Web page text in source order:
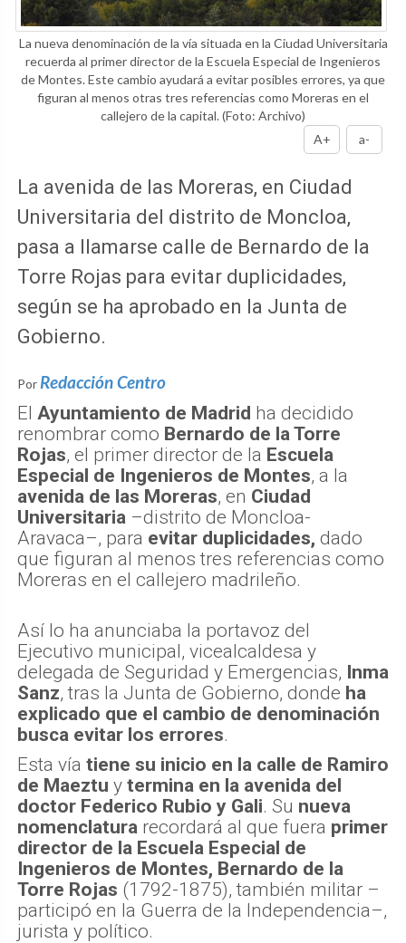
La nueva denominación de la vía situada en la Ciudad Universitaria
recuerda al primer director de la Escuela Especial de Ingenieros
de Montes. Este cambio ayudará a evitar posibles errores, ya que
figuran al menos otras tres referencias como Moreras en el
callejero de la capital.(Foto: Archivo)
A+
a-
La avenida de las Moreras, en Ciudad
Universitaria del distrito de Moncloa,
pasa a llamarse calle de Bernardo de la
Torre Rojas para evitar duplicidades,
según se ha aprobado en la Junta de
Gobierno.
Por Redacción Centro
El Ayuntamiento de Madrid ha decidido
renombrar como Bernardo de la Torre
Rojas, el primer director de la Escuela
Especial de Ingenieros de Montes, a la
avenida de las Moreras, en Ciudad
Universitaria –distrito de Moncloa-
Aravaca–, para evitar duplicidades, dado
que figuran al menos tres referencias como
Moreras en el callejero madrileño.
Así lo ha anunciaba la portavoz del
Ejecutivo municipal, vicealcaldesa y
delegada de Seguridad y Emergencias, Inma
Sanz, tras la Junta de Gobierno, donde ha
explicado que el cambio de denominación
busca evitar los errores.
Esta vía tiene su inicio en la calle de Ramiro
de Maeztu y termina en la avenida del
doctor Federico Rubio y Gali. Su nueva
nomenclatura recordará al que fuera primer
director de la Escuela Especial de
Ingenieros de Montes, Bernardo de la
Torre Rojas (1792-1875), también militar –
participó en la Guerra de la Independencia–,
jurista y político.